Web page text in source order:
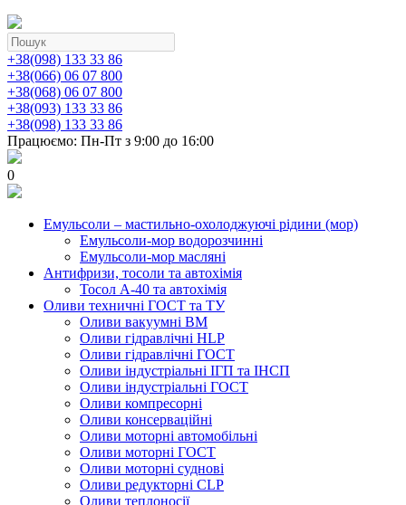
+38(098) 133 33 86
+38(066) 06 07 800
+38(068) 06 07 800
+38(093) 133 33 86
+38(098) 133 33 86
Працюємо: Пн-Пт з 9:00 до 16:00
0
Емульсоли – мастильно-охолоджуючі рідини (мор)
Емульсоли-мор водорозчинні
Емульсоли-мор масляні
Антифризи, тосоли та автохімія
Тосол А-40 та автохімія
Оливи техничні ГОСТ та ТУ
Оливи вакуумні ВМ
Оливи гідравлічні HLP
Оливи гідравлічні ГОСТ
Оливи індустріальні ІГП та ІНСП
Оливи індустріальні ГОСТ
Оливи компресорні
Оливи консерваційні
Оливи моторні автомобільні
Оливи моторні ГОСТ
Оливи моторні суднові
Оливи редукторні CLP
Оливи теплоносії